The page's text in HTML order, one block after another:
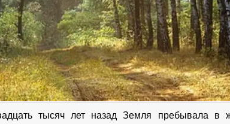
тысяч лет назад Земля пребывала в